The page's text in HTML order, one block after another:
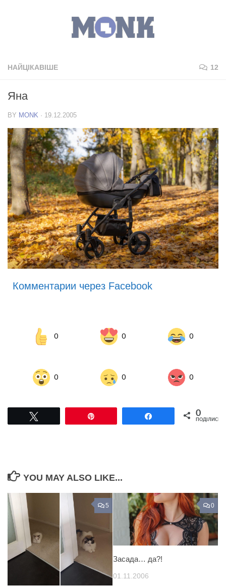
НАЙЦІКАВІШЕ 12
Яна
BY MONK · 19.12.2005
Комментарии через Facebook
0 0 0
0 0 0
Поділитися0
ПОДІЛИСЬ
YOU MAY ALSO LIKE...
5 0
Засада… да?!
01.11.2006